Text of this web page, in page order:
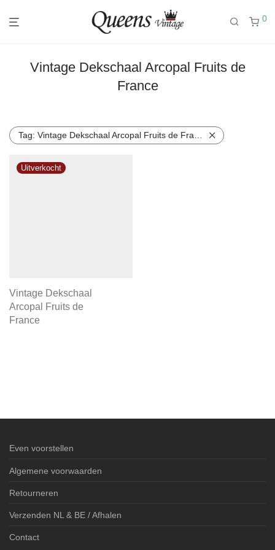
0
Vintage Dekschaal Arcopal Fruits de
France
Tag: Vintage Dekschaal Arcopal Fruits de France
Vintage Dekschaal
Arcopal Fruits de
France
Even voorstellen
Algemene voorwaarden
Retourneren
Verzenden NL & BE / Afhalen
Contact